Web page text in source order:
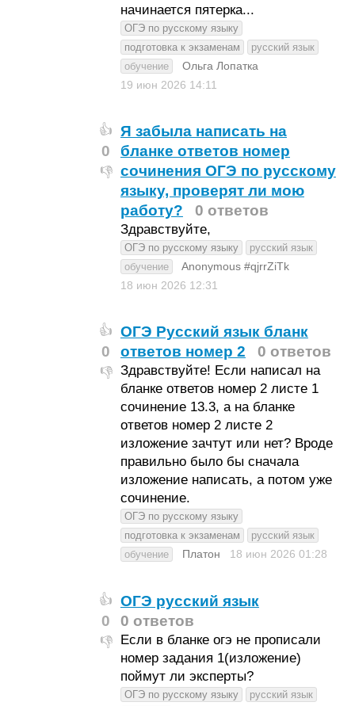
начинается пятерка...
ОГЭ по русскому языку
подготовка к экзаменам
русский язык
обучение
Ольга Лопатка
19 июн 2026 14:11
👍
0
👎
Я забыла написать на
бланке ответов номер
сочинения ОГЭ по русскому
языку, проверят ли мою
работу?
0 ответов
Здравствуйте,
ОГЭ по русскому языку
русский язык
обучение
Anonymous #qjrrZiTk
18 июн 2026 12:31
👍
0
👎
ОГЭ Русский язык бланк
ответов номер 2
0 ответов
Здравствуйте! Если написал на
бланке ответов номер 2 листе 1
сочинение 13.3, а на бланке
ответов номер 2 листе 2
изложение зачтут или нет? Вроде
правильно было бы сначала
изложение написать, а потом уже
сочинение.
ОГЭ по русскому языку
подготовка к экзаменам
русский язык
обучение
Платон 18 июн 2026 01:28
👍
0
👎
ОГЭ русский язык
0 ответов
Если в бланке огэ не прописали
номер задания 1(изложение)
поймут ли эксперты?
ОГЭ по русскому языку
русский язык